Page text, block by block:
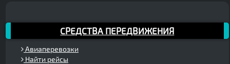
СРЕДСТВА ПЕРЕДВИЖЕНИЯ
Авиаперевозки
Найти рейсы